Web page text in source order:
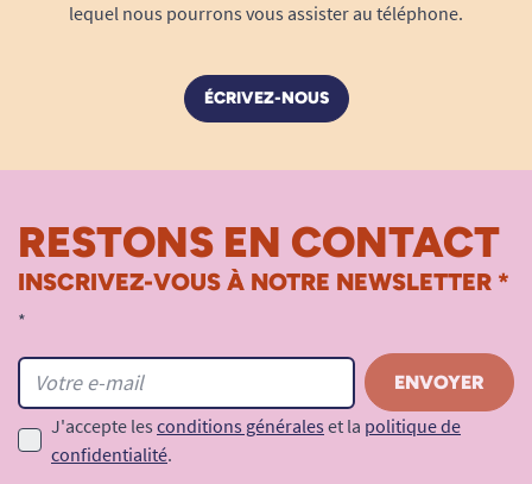
lequel nous pourrons vous assister au téléphone.
ÉCRIVEZ-NOUS
RESTONS EN CONTACT
INSCRIVEZ-VOUS À NOTRE NEWSLETTER *
*
J'accepte les conditions générales et la politique de
confidentialité.